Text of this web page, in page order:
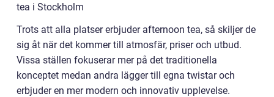
tea i Stockholm
Trots att alla platser erbjuder afternoon tea, så skiljer de
sig åt när det kommer till atmosfär, priser och utbud.
Vissa ställen fokuserar mer på det traditionella
konceptet medan andra lägger till egna twistar och
erbjuder en mer modern och innovativ upplevelse.